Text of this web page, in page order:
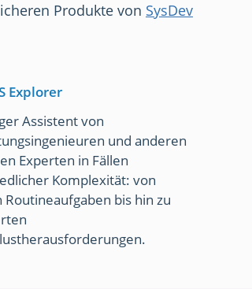
Produkte von SysDev
Explorer
Assistent von
und anderen
Experten in Fällen
Komplexität: von
Routineaufgaben bis hin zu